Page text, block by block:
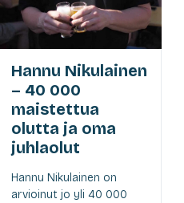
Hannu Nikulainen
– 40 000
maistettua
olutta ja oma
juhlaolut
Hannu Nikulainen on
arvioinut jo yli 40 000